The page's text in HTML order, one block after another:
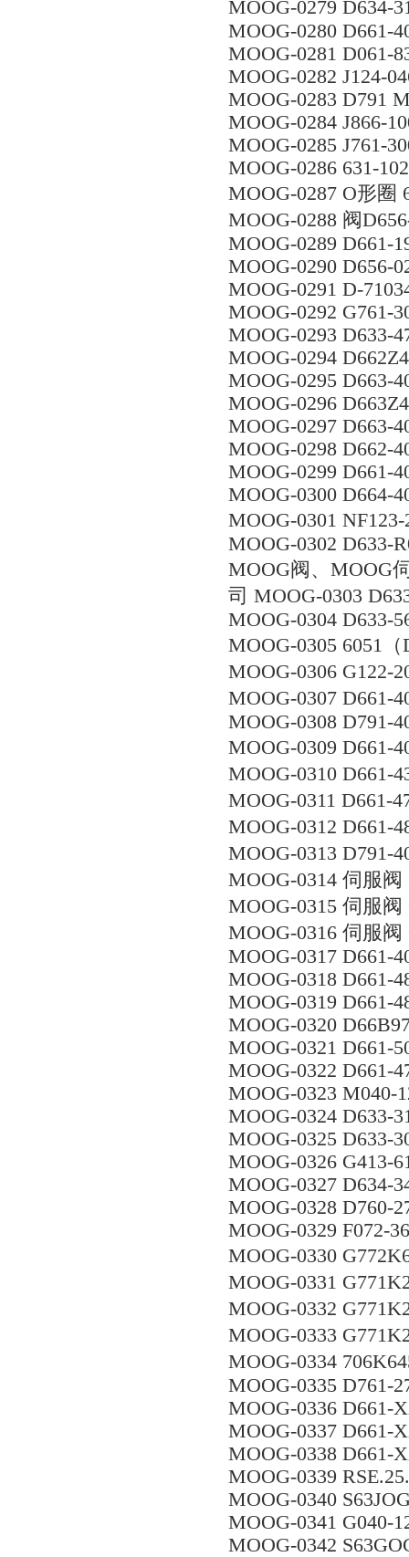
MOOG-0279 D634-
MOOG-0280 D661-
MOOG-0281 D061-
MOOG-0282 J124-
MOOG-0283 D791
MOOG-0284 J866-
MOOG-0285 J761-
MOOG-0286 631-
MOOG-0287 O形圈
MOOG-0288 阀
MOOG-0289 D661-
MOOG-0290 D656-
MOOG-0291 D-
MOOG-0292 G761-
MOOG-0293 D633-
MOOG-0294
MOOG-0295 D663-
MOOG-0296
MOOG-0297 D663-
MOOG-0298 D662-
MOOG-0299 D661-
MOOG-0300 D664-
MOOG-0301
MOOG-0302 D633-
MOOG阀、MOOG
司 MOOG-0303
MOOG-0304 D633-
MOOG-0305 6051
MOOG-0306 G122-
MOOG-0307 D661-
MOOG-0308 D791-
MOOG-0309 D661-
MOOG-0310 D661-
MOOG-0311 D661-
MOOG-0312 D661-
MOOG-0313 D791-
MOOG-0314 伺服阀
MOOG-0315 伺服阀
MOOG-0316 伺服阀
MOOG-0317 D661-
MOOG-0318 D661-
MOOG-0319 D661-
MOOG-0320
MOOG-0321 D661-
MOOG-0322 D661-
MOOG-0323 M040-
MOOG-0324 D633-
MOOG-0325 D633-
MOOG-0326 G413-
MOOG-0327 D634-
MOOG-0328 D760-
MOOG-0329 F072-
MOOG-0330
MOOG-0331
MOOG-0332
MOOG-0333
MOOG-0334
MOOG-0335 D761-
MOOG-0336 D661-
MOOG-0337 D661-
MOOG-0338 D661-
MOOG-0339
MOOG-0340
MOOG-0341 G040-
MOOG-0342